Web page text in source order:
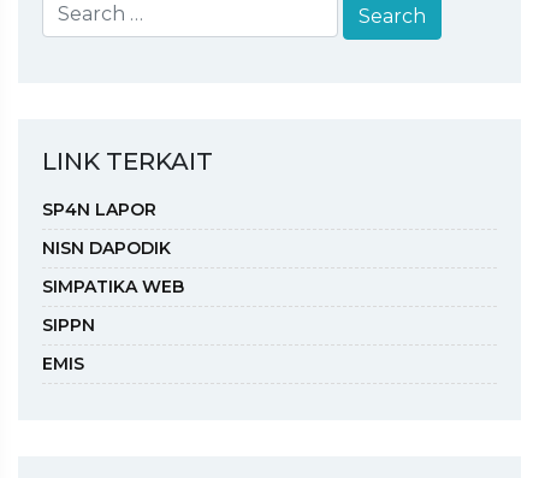
LINK TERKAIT
SP4N LAPOR
NISN DAPODIK
SIMPATIKA WEB
SIPPN
EMIS